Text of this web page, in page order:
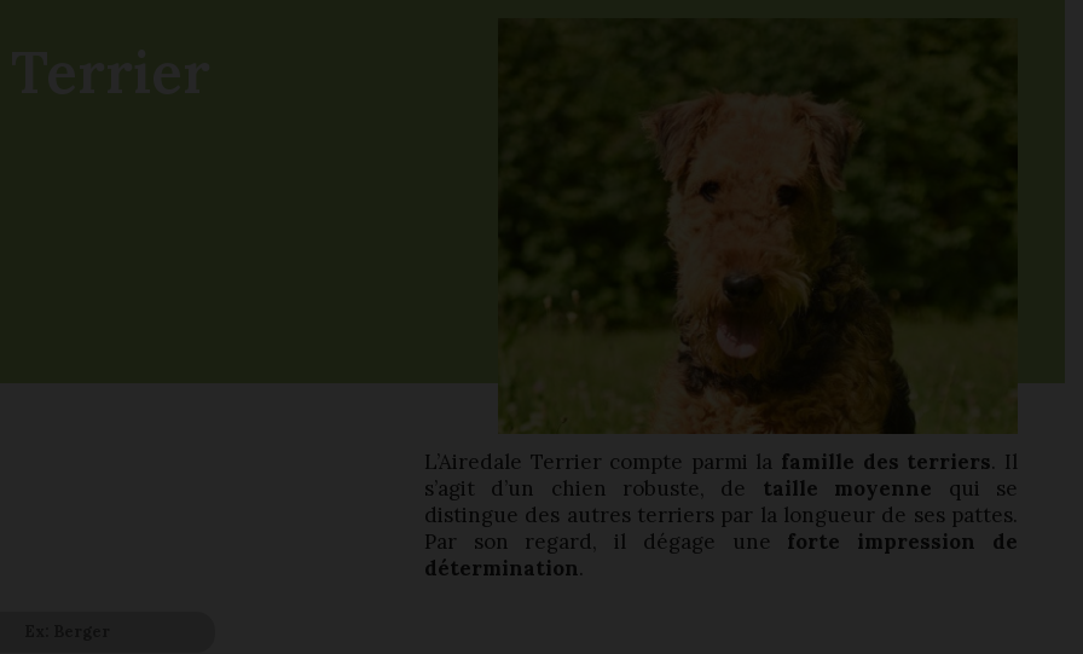
L’Airedale Terrier compte parmi la famille des terriers. Il
s’agit d’un chien robuste, de taille moyenne qui se
distingue des autres terriers par la longueur de ses pattes.
Par son regard, il dégage une forte impression de
détermination.